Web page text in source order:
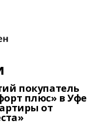
покупатель
плюс» в Уфе
от